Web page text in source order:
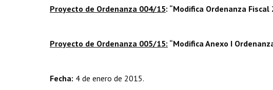
Proyecto de Ordenanza 004/15: “Modifica Ordenanza Fiscal
Proyecto de Ordenanza 005/15: “Modifica Anexo I
Fecha: 4 de enero de 2015.